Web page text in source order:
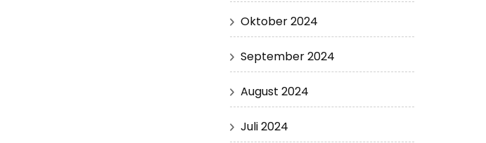
Oktober 2024
September 2024
August 2024
Juli 2024